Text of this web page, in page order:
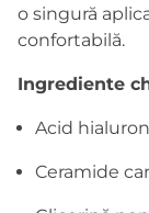
o singură
confortabilă.
Ingrediente
Acid
Ceramide